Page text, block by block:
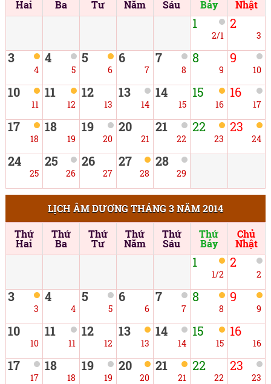
Hai Ba Tư Năm Sáu Bảy Nhật
1
2/1
2
3
3
4
4
5
5
6
6
7
7
8
8
9
9
10
10
11
11
12
12
13
13
14
14
15
15
16
16
17
17
18
18
19
19
20
20
21
21
22
22
23
23
24
24
25
25
26
26
27
27
28
28
29
LỊCH ÂM DƯƠNG THÁNG 3 NĂM 2014
Thứ
Hai
Thứ
Ba
Thứ
Tư
Thứ
Năm
Thứ
Sáu
Thứ
Bảy
Chủ
Nhật
1
1/2
2
2
3
3
4
4
5
5
6
6
7
7
8
8
9
9
10
10
11
11
12
12
13
13
14
14
15
15
16
16
17
17
18
18
19
19
20
20
21
21
22
22
23
23